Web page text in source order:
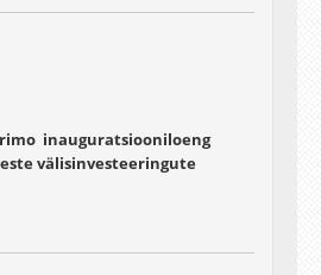
inauguratsiooniloeng
välisinvesteeringute